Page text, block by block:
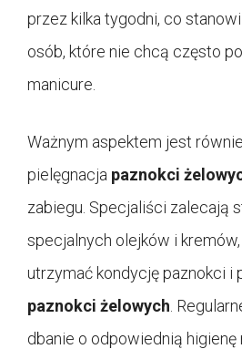
przez kilka tygodni, co
osób, które nie chcą często
manicure.
Ważnym aspektem jest
pielęgnacja paznokci
zabiegu. Specjaliści zalecają
specjalnych olejków i
utrzymać kondycję paznokci i
paznokci żelowych .
dbanie o odpowiednią higienę